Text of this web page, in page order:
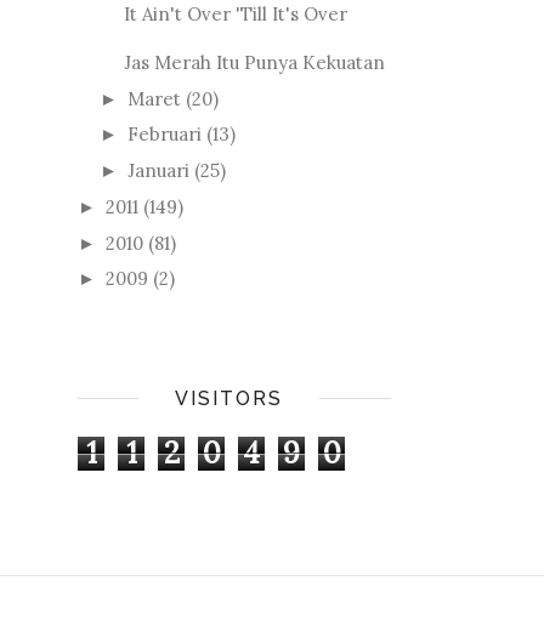
It Ain't Over 'Till It's Over
Jas Merah Itu Punya Kekuatan
► Maret (20)
► Februari (13)
► Januari (25)
► 2011 (149)
► 2010 (81)
► 2009 (2)
VISITORS
1 1 2 0 4 9 0